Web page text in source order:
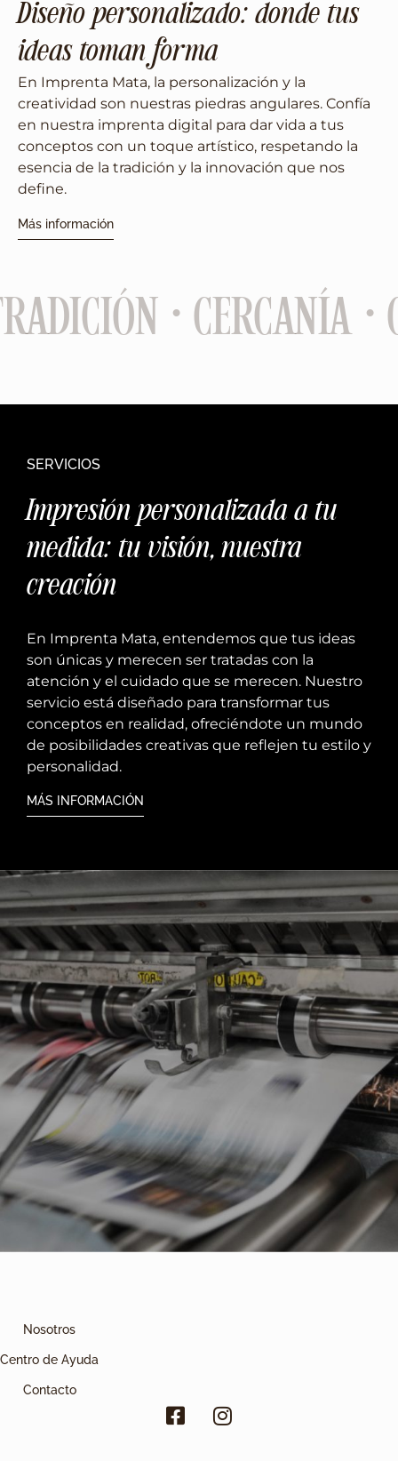
Diseño personalizado: donde tus
ideas toman forma
En Imprenta Mata, la personalización y la
creatividad son nuestras piedras angulares. Confía
en nuestra imprenta digital para dar vida a tus
conceptos con un toque artístico, respetando la
esencia de la tradición y la innovación que nos
define.
Más información
·
SERVICIOS
Impresión personalizada a tu
medida: tu visión, nuestra
creación
En Imprenta Mata, entendemos que tus ideas
son únicas y merecen ser tratadas con la
atención y el cuidado que se merecen. Nuestro
servicio está diseñado para transformar tus
conceptos en realidad, ofreciéndote un mundo
de posibilidades creativas que reflejen tu estilo y
personalidad.
MÁS INFORMACIÓN
Nosotros
Centro de Ayuda
Contacto